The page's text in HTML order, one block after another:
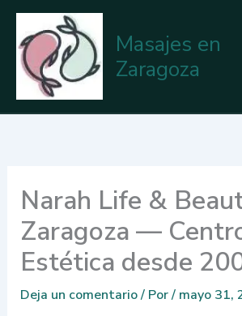
contenido
Masajes en
Zaragoza
Narah Life &
Zaragoza —
Estética desde
Deja un comentario/ Por/ mayo 31,